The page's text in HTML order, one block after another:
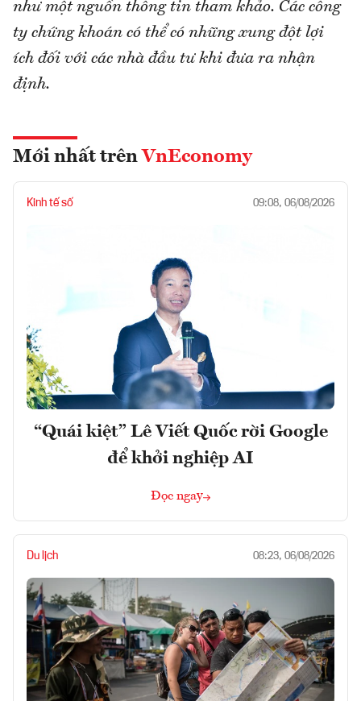
như một nguồn thông tin tham khảo. Các công
ty chứng khoán có thể có những xung đột lợi
ích đối với các nhà đầu tư khi đưa ra nhận
định.
Mới nhất trên VnEconomy
Kinh tế số 09:08, 06/08/2026
“Quái kiệt” Lê Viết Quốc rời Google
để khởi nghiệp AI
Đọc ngay
Du lịch 08:23, 06/08/2026